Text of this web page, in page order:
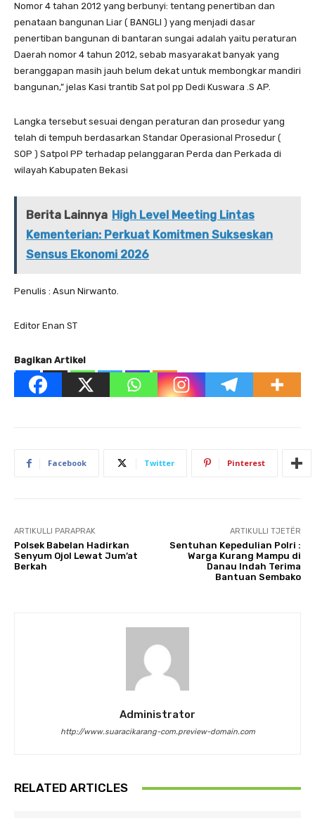
Nomor 4 tahan 2012 yang berbunyi: tentang penertiban dan
penataan bangunan Liar ( BANGLI ) yang menjadi dasar
penertiban bangunan di bantaran sungai adalah yaitu peraturan
Daerah nomor 4 tahun 2012, sebab masyarakat banyak yang
beranggapan masih jauh belum dekat untuk membongkar mandiri
bangunan,” jelas Kasi trantib Sat pol pp Dedi Kuswara .S AP.
Langka tersebut sesuai dengan peraturan dan prosedur yang
telah di tempuh berdasarkan Standar Operasional Prosedur (
SOP ) Satpol PP terhadap pelanggaran Perda dan Perkada di
wilayah Kabupaten Bekasi
Berita Lainnya High Level Meeting Lintas
Kementerian: Perkuat Komitmen Sukseskan
Sensus Ekonomi 2026
Penulis : Asun Nirwanto.
Editor Enan ST
Bagikan Artikel
Facebook Twitter Pinterest
ARTIKULLI PARAPRAK
Polsek Babelan Hadirkan
Senyum Ojol Lewat Jum’at
Berkah
ARTIKULLI TJETËR
Sentuhan Kepedulian Polri :
Warga Kurang Mampu di
Danau Indah Terima
Bantuan Sembako
Administrator
http://www.suaracikarang-com.preview-domain.com
RELATED ARTICLES